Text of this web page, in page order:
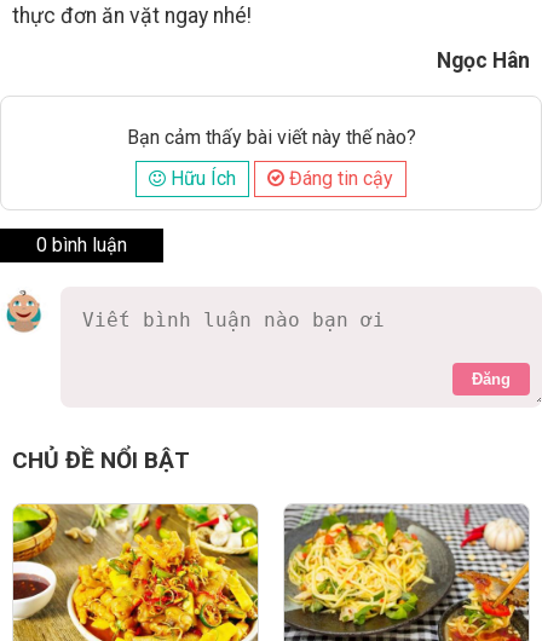
thực đơn ăn vặt ngay nhé!
Ngọc Hân
Bạn cảm thấy bài viết này thế nào?
Hữu Ích
Đáng tin cậy
0 bình luận
Đăng
CHỦ ĐỀ NỔI BẬT